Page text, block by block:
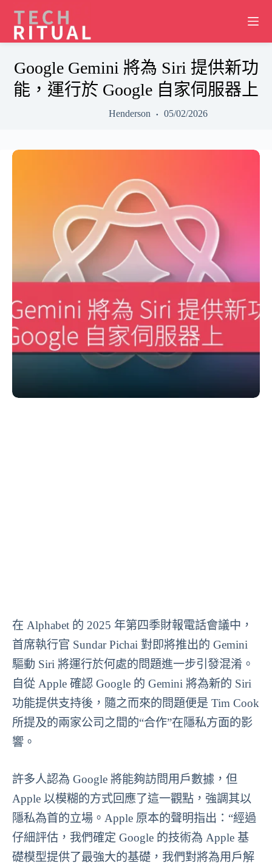
content
Google Gemini 將為 Siri 提供新功
能，運行於 Google 自家伺服器上
Henderson 05/02/2026
在 Alphabet 的 2025 年第四季財報電話會議中，
首席執行官 Sundar Pichai 對即將推出的 Gemini
驅動 Siri 將運行於何處的問題進一步引發混淆。
自從 Apple 確認 Google 的 Gemini 將為新的 Siri
功能提供支持後，隨之而來的問題便是 Tim Cook
所提及的兩家公司之間的“合作”在隱私方面的影
響。
許多人認為 Google 將能夠訪問用戶數據，但
Apple 以模糊的方式回應了這一觀點，強調其以
隱私為首的立場。Apple 原本的聲明指出：“經過
仔細評估，我們確定 Google 的技術為 Apple 基
礎模型提供了最強大的基礎，我們對將為用戶解